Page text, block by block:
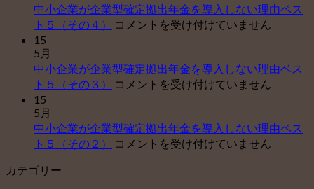
申
ー
中小企業が企業型確定拠出年金を導入しない理由ベス
ト５（その４）
中
業
が
型
確
コメントを受け付けていません
15
5月
中小企業が企業型確定拠出年金を導入しない理由ベス
ト５（その３）
中
業
が
コメントを受け付けていません
15
5月
中小企業が企業型確定拠出年金を導入しない理由ベス
ト５（その２）
中
コメントを受け付けていません
カテゴリー